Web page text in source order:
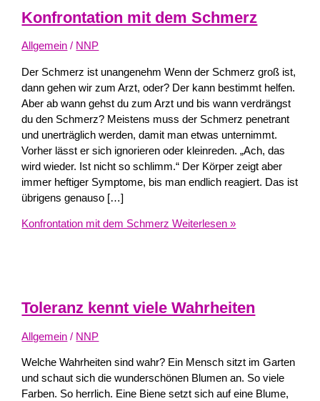
Konfrontation mit dem Schmerz
Allgemein / NNP
Der Schmerz ist unangenehm Wenn der Schmerz groß ist,
dann gehen wir zum Arzt, oder? Der kann bestimmt helfen.
Aber ab wann gehst du zum Arzt und bis wann verdrängst
du den Schmerz? Meistens muss der Schmerz penetrant
und unerträglich werden, damit man etwas unternimmt.
Vorher lässt er sich ignorieren oder kleinreden. „Ach, das
wird wieder. Ist nicht so schlimm.“ Der Körper zeigt aber
immer heftiger Symptome, bis man endlich reagiert. Das ist
übrigens genauso […]
Konfrontation mit dem Schmerz Weiterlesen »
Toleranz kennt viele Wahrheiten
Allgemein / NNP
Welche Wahrheiten sind wahr? Ein Mensch sitzt im Garten
und schaut sich die wunderschönen Blumen an. So viele
Farben. So herrlich. Eine Biene setzt sich auf eine Blume,